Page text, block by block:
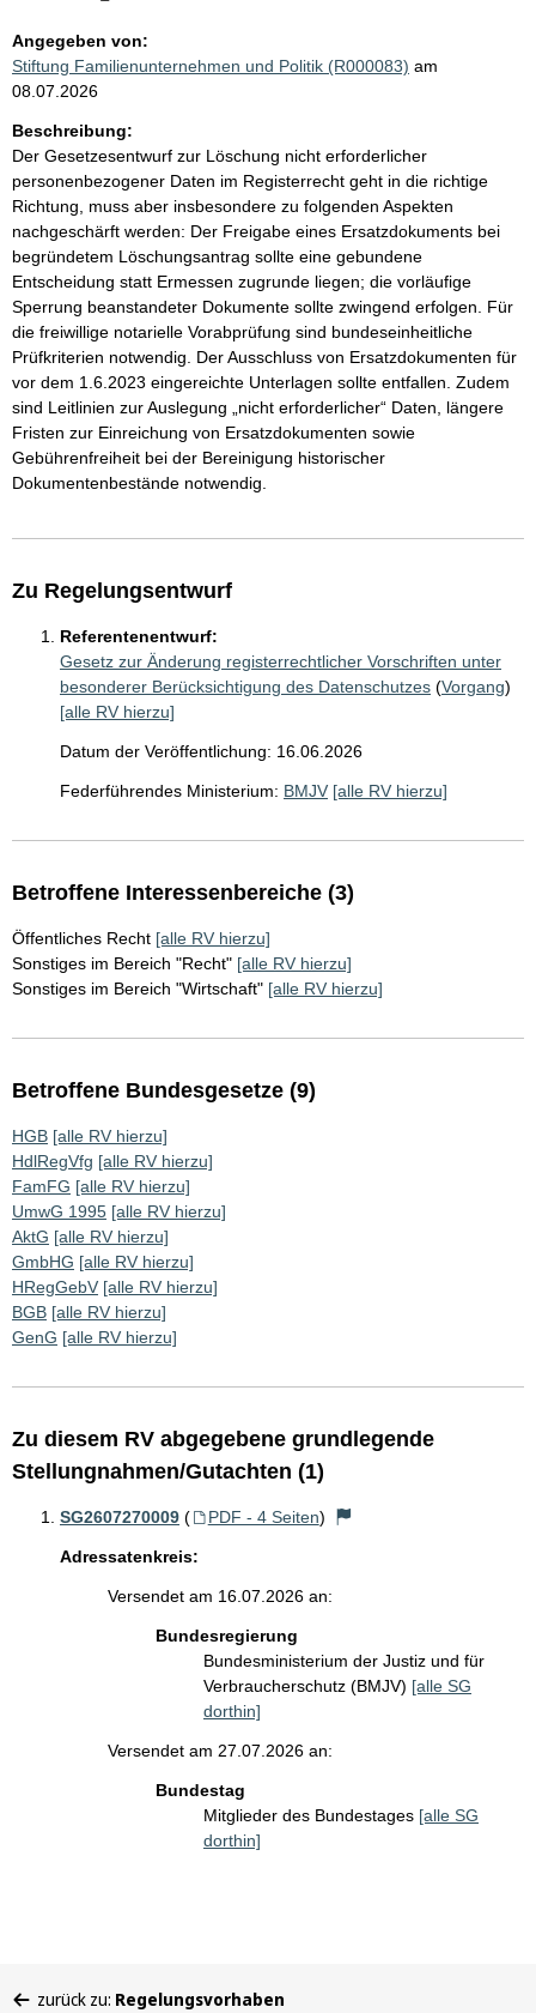
Angegeben von:
Stiftung Familienunternehmen und Politik (R000083) am
08.07.2026
Beschreibung:
Der Gesetzesentwurf zur Löschung nicht erforderlicher
personenbezogener Daten im Registerrecht geht in die richtige
Richtung, muss aber insbesondere zu folgenden Aspekten
nachgeschärft werden: Der Freigabe eines Ersatzdokuments bei
begründetem Löschungsantrag sollte eine gebundene
Entscheidung statt Ermessen zugrunde liegen; die vorläufige
Sperrung beanstandeter Dokumente sollte zwingend erfolgen. Für
die freiwillige notarielle Vorabprüfung sind bundeseinheitliche
Prüfkriterien notwendig. Der Ausschluss von Ersatzdokumenten für
vor dem 1.6.2023 eingereichte Unterlagen sollte entfallen. Zudem
sind Leitlinien zur Auslegung „nicht erforderlicher“ Daten, längere
Fristen zur Einreichung von Ersatzdokumenten sowie
Gebührenfreiheit bei der Bereinigung historischer
Dokumentenbestände notwendig.
Zu Regelungsentwurf
Referentenentwurf:
Gesetz zur Änderung registerrechtlicher Vorschriften unter
besonderer Berücksichtigung des Datenschutzes (Vorgang)
[alle RV hierzu]
Datum der Veröffentlichung: 16.06.2026
Federführendes Ministerium: BMJV [alle RV hierzu]
Betroffene Interessenbereiche (3)
Öffentliches Recht [alle RV hierzu]
Sonstiges im Bereich "Recht" [alle RV hierzu]
Sonstiges im Bereich "Wirtschaft" [alle RV hierzu]
Betroffene Bundesgesetze (9)
HGB [alle RV hierzu]
HdlRegVfg [alle RV hierzu]
FamFG [alle RV hierzu]
UmwG 1995 [alle RV hierzu]
AktG [alle RV hierzu]
GmbHG [alle RV hierzu]
HRegGebV [alle RV hierzu]
BGB [alle RV hierzu]
GenG [alle RV hierzu]
Zu diesem RV abgegebene grundlegende
Stellungnahmen/Gutachten (1)
SG2607270009 ( PDF - 4 Seiten)
Adressatenkreis:
Versendet am 16.07.2026 an:
Bundesregierung
Bundesministerium der Justiz und für
Verbraucherschutz (BMJV) [alle SG
dorthin]
Versendet am 27.07.2026 an:
Bundestag
Mitglieder des Bundestages [alle SG
dorthin]
zurück zu: Regelungsvorhaben